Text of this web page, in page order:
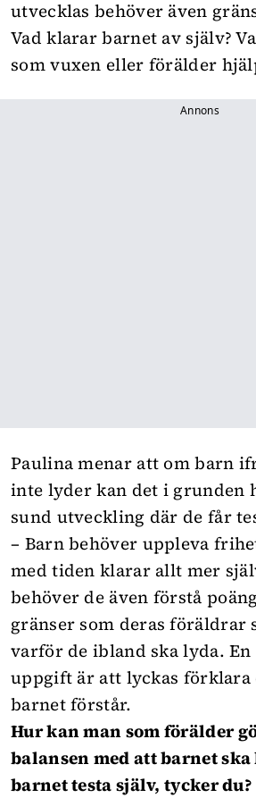
utvecklas behöver även
Vad klarar barnet av själv?
som vuxen eller förälder
Annons
Paulina menar att om barn
inte lyder kan det i grunden
sund utveckling där de får
– Barn behöver uppleva
med tiden klarar allt mer
behöver de även förstå
gränser som deras föräldrar
varför de ibland ska lyda.
uppgift är att lyckas förklara
barnet förstår.
Hur kan man som förälder
balansen med att barnet
barnet testa själv, tycker du?